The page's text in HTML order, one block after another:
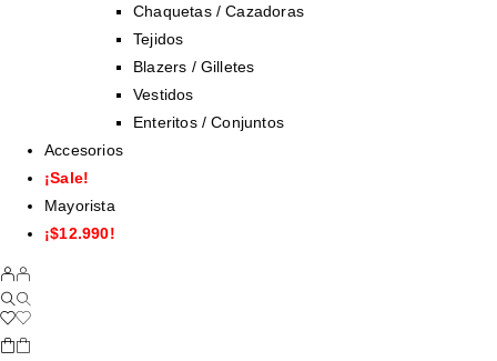
Chaquetas / Cazadoras
Tejidos
Blazers / Gilletes
Vestidos
Enteritos / Conjuntos
Accesorios
¡Sale!
Mayorista
¡$12.990!